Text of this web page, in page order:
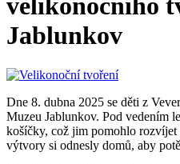
velikonočního
Jablunkov
Dne 8. dubna 2025 se děti z
Muzeu Jablunkov. Pod vedením
košíčky, což jim pomohlo
výtvory si odnesly domů, aby